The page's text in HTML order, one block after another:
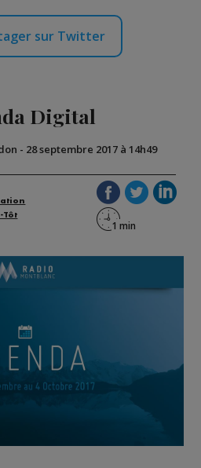
sur Twitter
Digital
- 28 septembre 2017 à 14h49
Tôt